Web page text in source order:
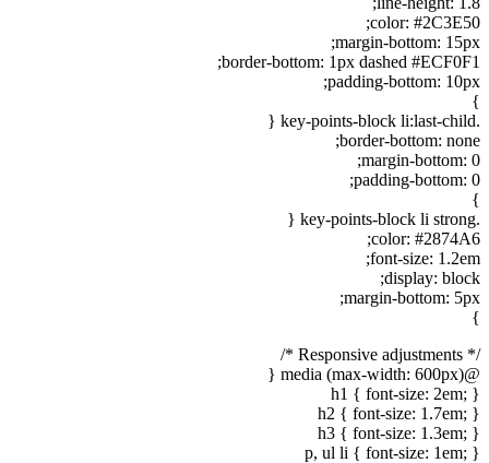
color: #2C3E50;
margin-bottom: 15px;
border-bottom: 1px dashed #ECF0F1;
padding-bottom: 10px;
}
.key-points-block li:last-child {
border-bottom: none;
margin-bottom: 0;
padding-bottom: 0;
}
.key-points-block li strong {
color: #2874A6;
font-size: 1.2em;
display: block;
margin-bottom: 5px;
}
/* Responsive adjustments */
@media (max-width: 600px) {
h1 { font-size: 2em; }
h2 { font-size: 1.7em; }
h3 { font-size: 1.3em; }
p, ul li { font-size: 1em; }